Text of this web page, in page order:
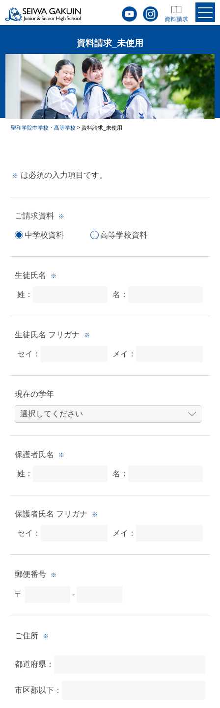
資料請求_未使用
聖和学院中学校・髙等学校 > 資料請求_未使用
※ は必須の入力項目です。
ご請求資料 ※
中学校資料 高等学校資料
生徒氏名 ※
姓： 名：
生徒氏名 フリガナ ※
セイ： メイ：
現在の学年
保護者氏名 ※
姓： 名：
保護者氏名 フリガナ ※
セイ： メイ：
郵便番号 ※
〒 -
ご住所 ※
都道府県：
市区郡以下：